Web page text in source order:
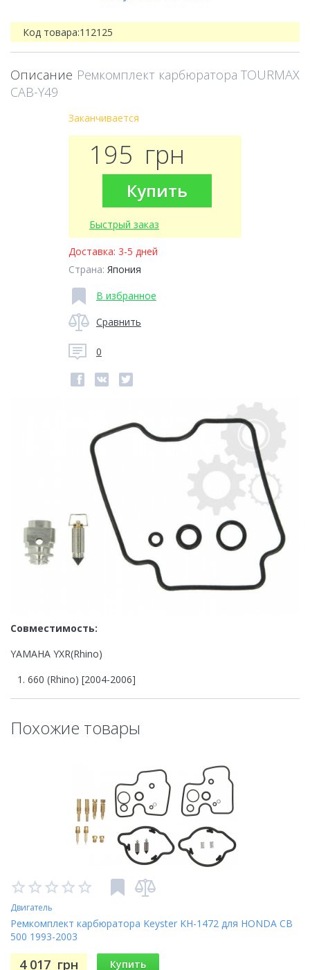
Код товара:112125
Описание Ремкомплект карбюратора TOURMAX
CAB-Y49
Заканчивается
195 грн
Купить
Быстрый заказ
Доставка: 3-5 дней
Страна: Япония
В избранное
Сравнить
0
Совместимость:
YAMAHA YXR(Rhino)
660 (Rhino) [2004-2006]
Похожие товары
Двигатель
Ремкомплект карбюратора Keyster KH-1472 для HONDA CB
500 1993-2003
4 017 грн Купить